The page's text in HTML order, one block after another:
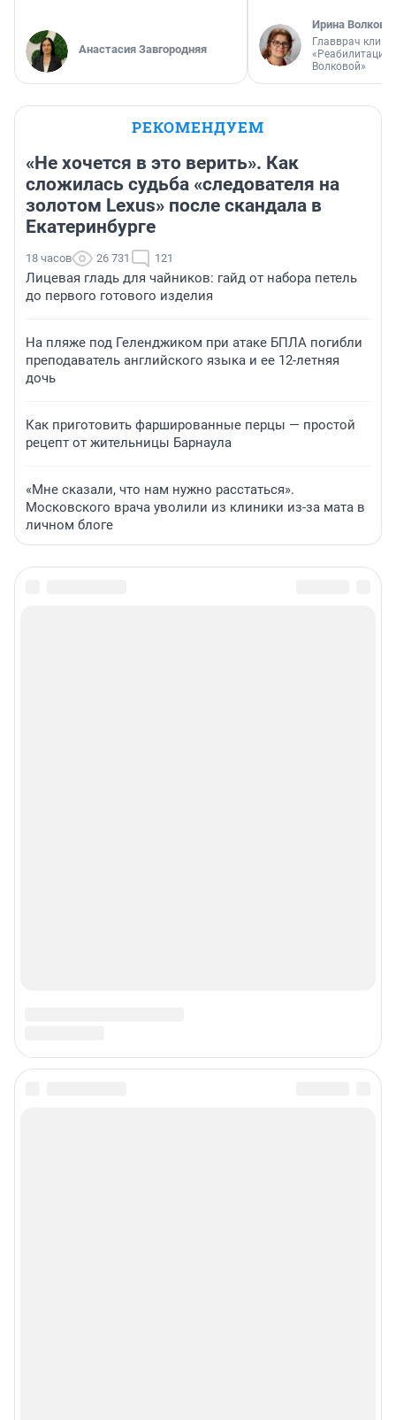
Анастасия Завгородняя
Ирина Волкова
Главврач
«Реабилитация
Волковой»
РЕКОМЕНДУЕМ
«Не хочется в это верить». Как
сложилась судьба «следователя на
золотом Lexus» после скандала в
Екатеринбурге
18 часов 26 731 121
Лицевая гладь для чайников: гайд от набора петель
до первого готового изделия
На пляже под Геленджиком при атаке БПЛА погибли
преподаватель английского языка и ее 12-летняя
дочь
Как приготовить фаршированные перцы — простой
рецепт от жительницы Барнаула
«Мне сказали, что нам нужно расстаться».
Московского врача уволили из клиники из-за мата в
личном блоге